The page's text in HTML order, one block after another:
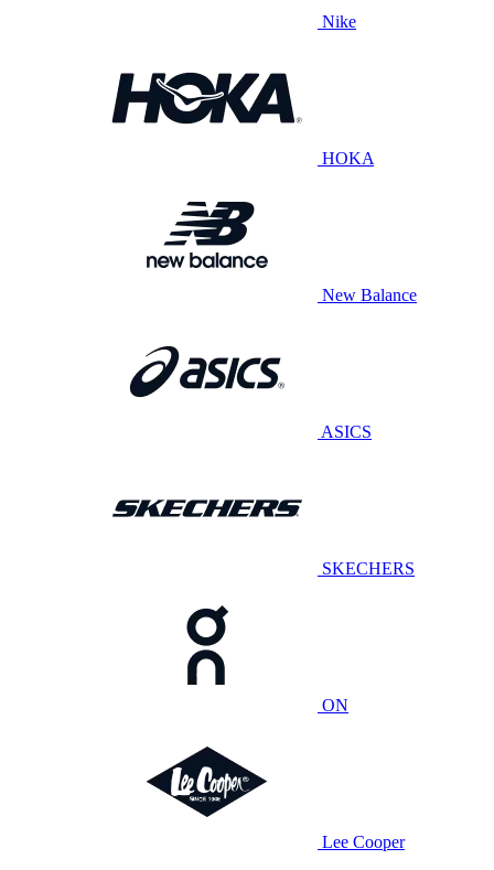
Nike
HOKA
New Balance
ASICS
SKECHERS
ON
Lee Cooper